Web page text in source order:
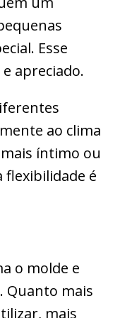
Esse
apreciado.
ao clima
íntimo ou
flexibilidade é
o molde e
Quanto mais
mais